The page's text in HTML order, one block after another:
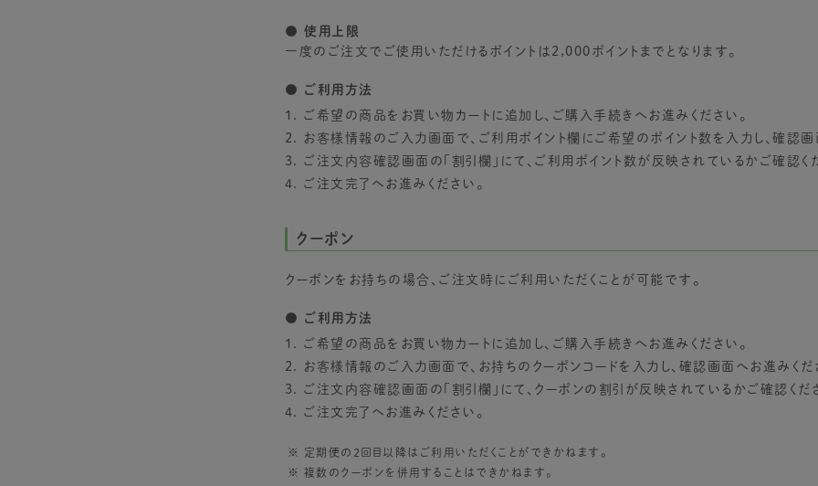
● 使用上限
一度のご注文でご使用いただけるポイントは2,000ポイントまでとなります。
● ご利用方法
ご希望の商品をお買い物カートに追加し、ご購入手続きへお進みください。
お客様情報のご入力画面で、ご利用ポイント欄にご希望のポイント数を入力し、確認画
ご注文内容確認画面の「割引欄」にて、ご利用ポイント数が反映されているかご確認く
ご注文完了へお進みください。
クーポン
クーポンをお持ちの場合、ご注文時にご利用いただくことが可能です。
● ご利用方法
ご希望の商品をお買い物カートに追加し、ご購入手続きへお進みください。
お客様情報のご入力画面で、お持ちのクーポンコードを入力し、確認画面へお進みくだ
ご注文内容確認画面の「割引欄」にて、クーポンの割引が反映されているかご確認くだ
ご注文完了へお進みください。
定期便の2回目以降はご利用いただくことができかねます。
複数のクーポンを併用することはできかねます。